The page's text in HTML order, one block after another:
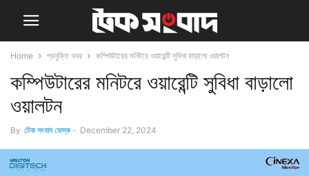
Home প্রযুক্তি খবর কম্পিউটারের মনিটরে ওয়ারেন্টি সুবিধা বাড়ালো ওয়ালটন
কম্পিউটারের মনিটরে ওয়ারেন্টি সুবিধা বাড়ালো
ওয়ালটন
By টেক সংবাদ ডেস্ক - December 22, 2024